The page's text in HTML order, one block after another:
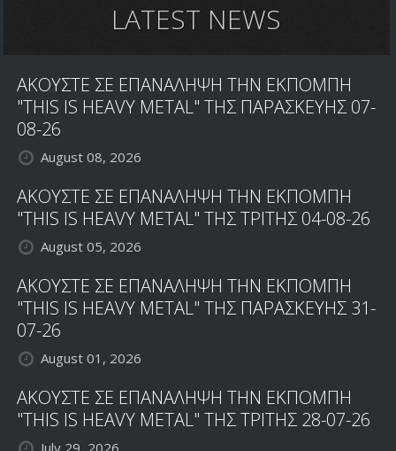
SHOW
31/1/22LATEST NEWS
ΑΚΟΥΣΤΕ ΣΕ ΕΠΑΝΑΛΗΨΗ ΤΗΝ ΕΚΠΟΜΠΗ
"THIS IS HEAVY METAL" ΤΗΣ ΠΑΡΑΣΚΕΥΗΣ 07-
08-26
August 08, 2026
ΑΚΟΥΣΤΕ ΣΕ ΕΠΑΝΑΛΗΨΗ ΤΗΝ ΕΚΠΟΜΠΗ
"THIS IS HEAVY METAL" ΤΗΣ ΤΡΙΤΗΣ 04-08-26
August 05, 2026
ΑΚΟΥΣΤΕ ΣΕ ΕΠΑΝΑΛΗΨΗ ΤΗΝ ΕΚΠΟΜΠΗ
"THIS IS HEAVY METAL" ΤΗΣ ΠΑΡΑΣΚΕΥΗΣ 31-
07-26
August 01, 2026
ΑΚΟΥΣΤΕ ΣΕ ΕΠΑΝΑΛΗΨΗ ΤΗΝ ΕΚΠΟΜΠΗ
"THIS IS HEAVY METAL" ΤΗΣ ΤΡΙΤΗΣ 28-07-26
July 29, 2026